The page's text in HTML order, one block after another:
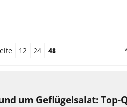
12 24 48
um Geflügelsalat: Top-